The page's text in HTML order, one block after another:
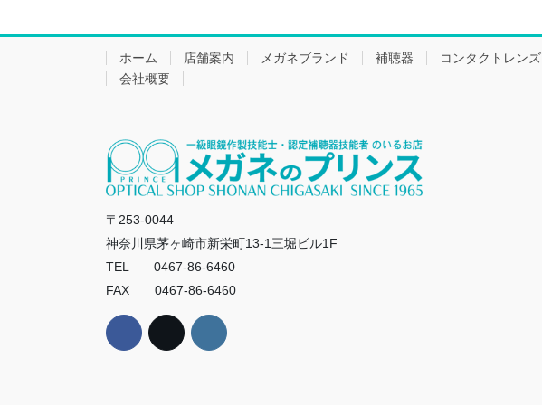
ホーム 店舗案内 メガネブランド 補聴器 コンタクトレンズ
会社概要
〒253-0044
神奈川県茅ヶ崎市新栄町13-1三堀ビル1F
TEL 0467-86-6460
FAX 0467-86-6460